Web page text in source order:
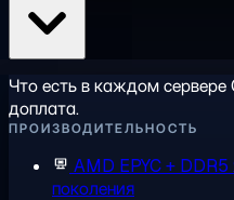
Что есть в каждом
доплата.
ПРОИЗВОДИТЕЛЬНОСТЬ
AMD EPYC + DDR5
поколения